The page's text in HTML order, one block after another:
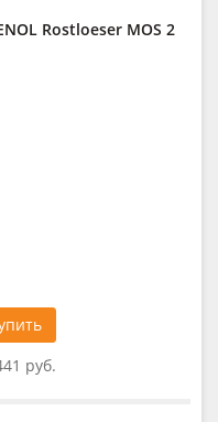
Rostloeser MOS 2
руб.